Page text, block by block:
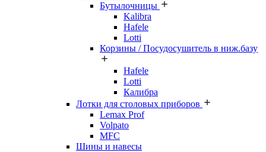
Бутылочницы
Kalibra
Hafele
Lotti
Корзины / Посудосушитель в ниж.базу
Hafele
Lotti
Калибра
Лотки для столовых приборов
Lemax Prof
Volpato
MFC
Шины и навесы